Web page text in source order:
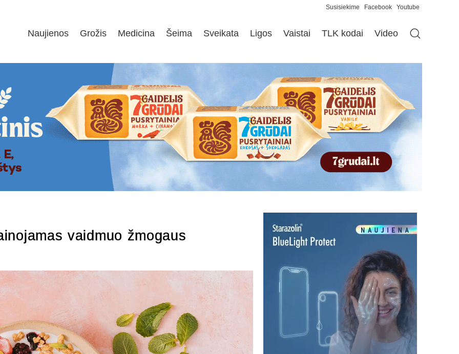
Susisiekime Facebook Youtube
Naujienos Grožis Medicina Šeima Sveikata Ligos Vaistai TLK kodai Video
vaidmuo žmogaus